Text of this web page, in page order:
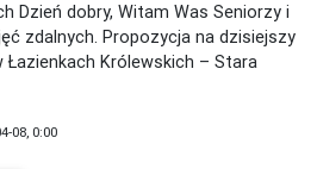
Dzień dobry, Witam Was Seniorzy i
zdalnych. Propozycja na dzisiejszy
Królewskich – Stara
08, 0:00